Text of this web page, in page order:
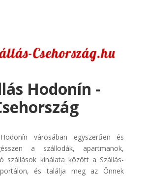
Hodonín -
városában egyszerűen és
a szállodák, apartmanok,
szállások kínálata között a Szállás-
portálon, és találja meg az Önnek